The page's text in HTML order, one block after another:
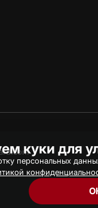
куки для
персональных